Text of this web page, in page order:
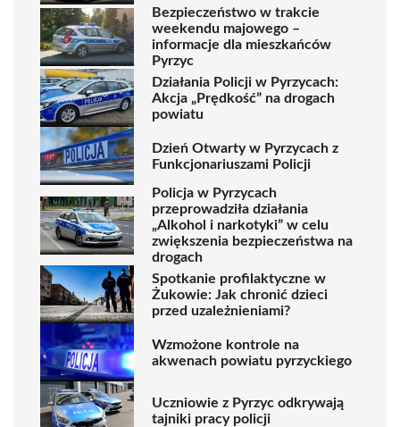
Bezpieczeństwo w trakcie
weekendu majowego –
informacje dla mieszkańców
Pyrzyc
Działania Policji w Pyrzycach:
Akcja „Prędkość” na drogach
powiatu
Dzień Otwarty w Pyrzycach z
Funkcjonariuszami Policji
Policja w Pyrzycach
przeprowadziła działania
„Alkohol i narkotyki” w celu
zwiększenia bezpieczeństwa na
drogach
Spotkanie profilaktyczne w
Żukowie: Jak chronić dzieci
przed uzależnieniami?
Wzmożone kontrole na
akwenach powiatu pyrzyckiego
Uczniowie z Pyrzyc odkrywają
tajniki pracy policji